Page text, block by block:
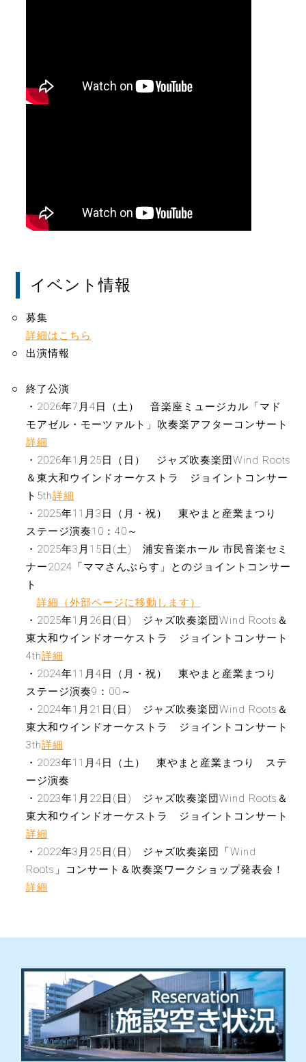
イベント情報
募集
詳細はこちら
出演情報
終了公演
・2026年7月4日（土） 音楽座ミュージカル「マド
モアゼル・モーツァルト」吹奏楽アフターコンサート
詳細
・2026年1月25日（日） ジャズ吹奏楽団Wind Roots
＆東大和ウインドオーケストラ ジョイントコンサー
ト5th詳細
・2025年11月3日（月・祝） 東やまと産業まつり
ステージ演奏10：40～
・2025年3月15日(土) 浦安音楽ホール 市民音楽セミ
ナー2024「ママさんぶらす」とのジョイントコンサー
ト
詳細（外部ページに移動します）
・2025年1月26日(日) ジャズ吹奏楽団Wind Roots＆
東大和ウインドオーケストラ ジョイントコンサート
4th詳細
・2024年11月4日（月・祝） 東やまと産業まつり
ステージ演奏9：00～
・2024年1月21日(日) ジャズ吹奏楽団Wind Roots＆
東大和ウインドオーケストラ ジョイントコンサート
3th詳細
・2023年11月4日（土） 東やまと産業まつり ステ
ージ演奏
・2023年1月22日(日) ジャズ吹奏楽団Wind Roots＆
東大和ウインドオーケストラ ジョイントコンサート
詳細
・2022年3月25日(日) ジャズ吹奏楽団「Wind
Roots」コンサート＆吹奏楽ワークショップ発表会！
詳細